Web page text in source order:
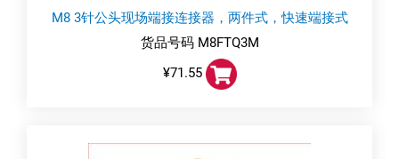
M8 3针公头现场端接连接器，两件式，快速端接式
货品号码 M8FTQ3M
¥71.55